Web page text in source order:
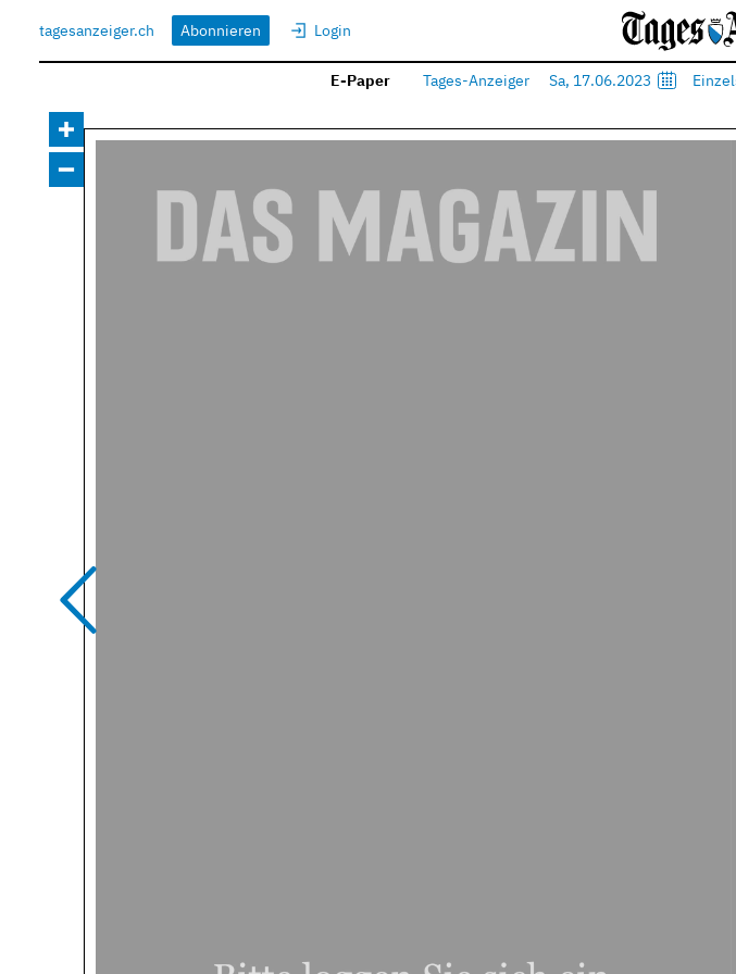
tagesanzeiger.ch Abonnieren Login
E-Paper Tages-Anzeiger Sa, 17.06.2023